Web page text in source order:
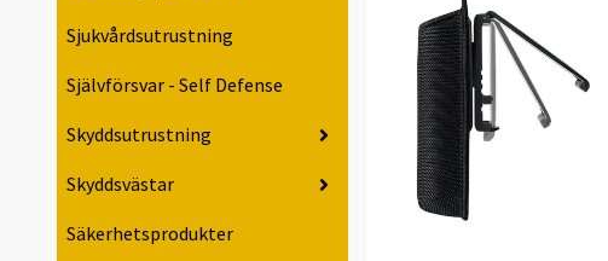
Sjukvårdsutrustning
Självförsvar - Self Defense
Skyddsutrustning
Skyddsvästar
Säkerhetsprodukter